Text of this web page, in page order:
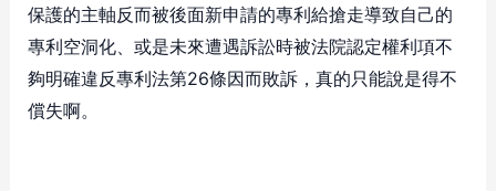
保護的主軸反而被後面新申請的專利給搶走導致自己的
專利空洞化、或是未來遭遇訴訟時被法院認定權利項不
夠明確違反專利法第26條因而敗訴，真的只能說是得不
償失啊。